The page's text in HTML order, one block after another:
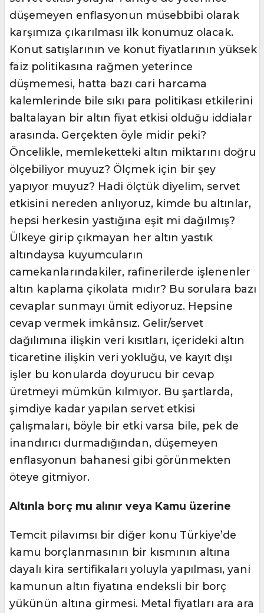
düşemeyen enflasyonun müsebbibi olarak
karşımıza çıkarılması ilk konumuz olacak.
Konut satışlarının ve konut fiyatlarının yüksek
faiz politikasına rağmen yeterince
düşmemesi, hatta bazı cari harcama
kalemlerinde bile sıkı para politikası etkilerini
baltalayan bir altın fiyat etkisi olduğu iddialar
arasında. Gerçekten öyle midir peki?
Öncelikle, memleketteki altın miktarını doğru
ölçebiliyor muyuz? Ölçmek için bir şey
yapıyor muyuz? Hadi ölçtük diyelim, servet
etkisini nereden anlıyoruz, kimde bu altınlar,
hepsi herkesin yastığına eşit mi dağılmış?
Ülkeye girip çıkmayan her altın yastık
altındaysa kuyumcuların
camekanlarındakiler, rafinerilerde işlenenler
altın kaplama çikolata mıdır? Bu sorulara bazı
cevaplar sunmayı ümit ediyoruz. Hepsine
cevap vermek imkânsız. Gelir/servet
dağılımına ilişkin veri kısıtları, içerideki altın
ticaretine ilişkin veri yokluğu, ve kayıt dışı
işler bu konularda doyurucu bir cevap
üretmeyi mümkün kılmıyor. Bu şartlarda,
şimdiye kadar yapılan servet etkisi
çalışmaları, böyle bir etki varsa bile, pek de
inandırıcı durmadığından, düşemeyen
enflasyonun bahanesi gibi görünmekten
öteye gitmiyor.
Altınla borç mu alınır veya Kamu üzerine
Temcit pilavımsı bir diğer konu Türkiye’de
kamu borçlanmasının bir kısmının altına
dayalı kira sertifikaları yoluyla yapılması, yani
kamunun altın fiyatına endeksli bir borç
yükünün altına girmesi. Metal fiyatları ara ara